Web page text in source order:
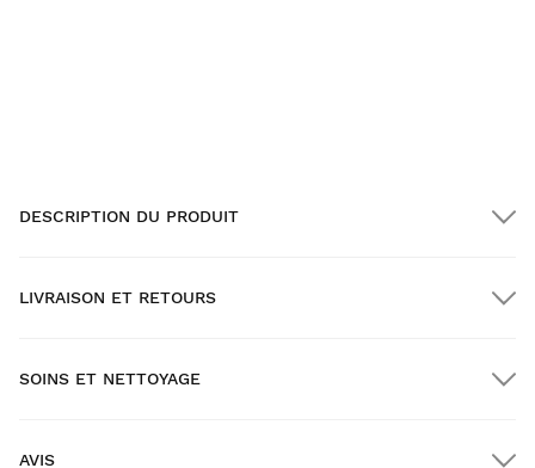
DESCRIPTION DU PRODUIT
LIVRAISON ET RETOURS
SOINS ET NETTOYAGE
AVIS